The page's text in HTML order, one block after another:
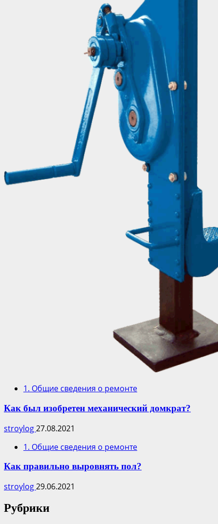
1. Общие сведения о ремонте
Как был изобретен механический домкрат?
stroylog27.08.2021
1. Общие сведения о ремонте
Как правильно выровнять пол?
stroylog29.06.2021
Рубрики